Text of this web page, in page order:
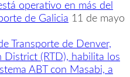
operativo en más del
de Galicia 11 de mayo
Transporte de Denver,
District (RTD), habilita los
ABT con Masabi, a